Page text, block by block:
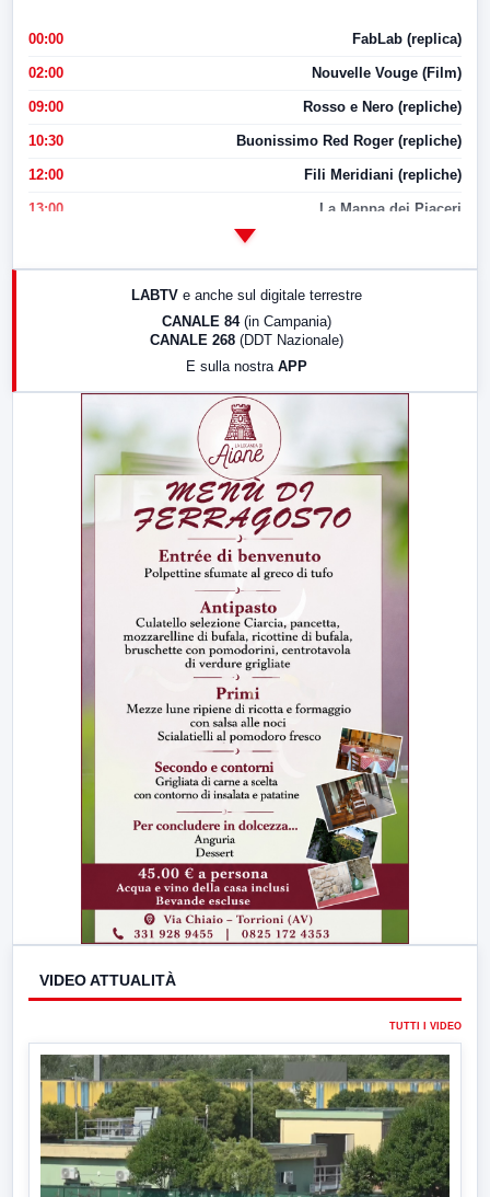
00:00 FabLab (replica)
02:00 Nouvelle Vouge (Film)
09:00 Rosso e Nero (repliche)
10:30 Buonissimo Red Roger (repliche)
12:00 Fili Meridiani (repliche)
13:00 La Mappa dei Piaceri
17:00 LabNews (replica)
LABTV e anche sul digitale terrestre
CANALE 84 (in Campania)
CANALE 268 (DDT Nazionale)
E sulla nostra APP
VIDEO ATTUALITÀ
TUTTI I VIDEO